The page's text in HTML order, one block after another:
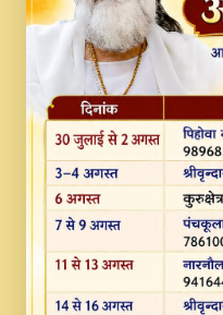
Lakhwinder Wadali
MERE MANN
NEW PUNAJBI
FULL VIDEO
Na To Roop Hai
Divine Bhajan by
#BhaktiPath.mp3
Radha Rani Ki
Song By Chitra